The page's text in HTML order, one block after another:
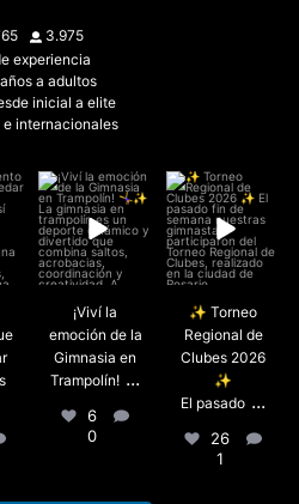
3.975
experiencia
a adultos
inicial a elite
internacionales
1
¡Viví la emoción
de la Gimnasia
en Trampolín!
6 0
¡Viví la
emoción de la
Gimnasia en
Trampolín! ...
6
0
✨ Torneo
Regional de
Clubes 2026 ✨
El pasado...
26
✨ Torneo
Regional de
Clubes 2026
✨
El pasado ...
26
1